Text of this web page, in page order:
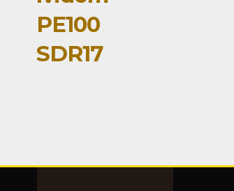
PE100
SDR17